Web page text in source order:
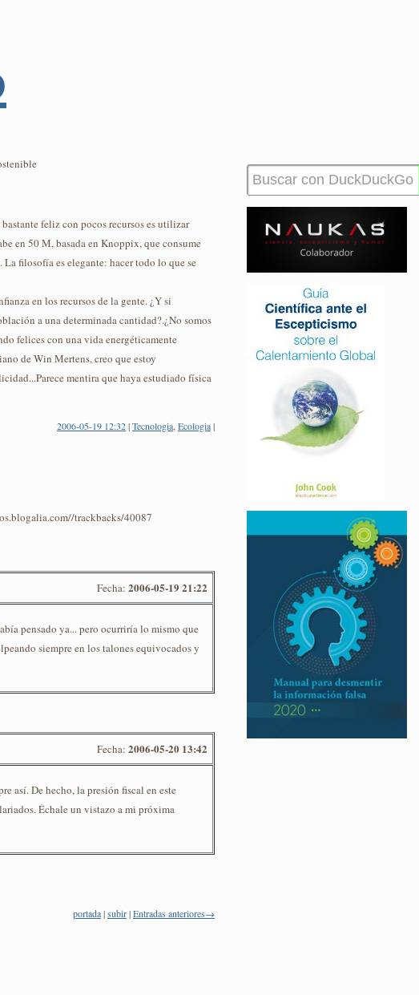
feliz con pocos recursos es utilizar
en 50 M, basada en Knoppix, que consume
filosofía es elegante: hacer todo lo que se
en los recursos de la gente. ¿Y si
a una determinada cantidad?.¿No somos
felices con una vida energéticamente
de Win Mertens, creo que estoy
mentira que haya estudiado física
2006-05-19 12:32|Tecnologia Ecologia|
trackbacks/40087
Fecha: 2006-05-19 21:22
pensado ya... pero ocurriría lo mismo que
siempre en los talones equivocados y
Fecha: 2006-05-20 13:42
así. De hecho, la presión fiscal en este
Échale un vistazo a mi próxima
portada|subir|Entradas anteriores→